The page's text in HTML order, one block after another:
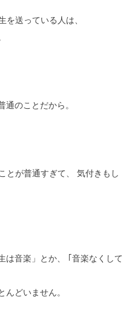
を送っている人は、
通のことだから。
とが普通すぎて、 気付きもし
は音楽」とか、 ｢音楽なくして
どいません。